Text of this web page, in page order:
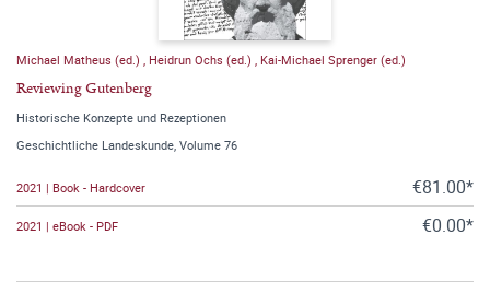
Michael Matheus (ed.) , Heidrun Ochs (ed.) , Kai-Michael Sprenger (ed.)
Reviewing Gutenberg
Historische Konzepte und Rezeptionen
Geschichtliche Landeskunde, Volume 76
2021 | Book - Hardcover €81.00*
2021 | eBook - PDF €0.00*